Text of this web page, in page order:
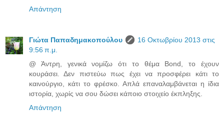
Απάντηση
Γιώτα Παπαδημακοπούλου
16 Οκτωβρίου 2013 στις
9:56 π.μ.
@ Άντρη, γενικά νομίζω ότι το θέμα Bond, το έχουν
κουράσει. Δεν πιστεύω πως έχει να προσφέρει κάτι το
καινούργιο, κάτι το φρέσκο. Απλά επαναλαμβάνεται η ίδια
ιστορία, χωρίς να σου δώσει κάποιο στοιχείο έκπληξης.
Απάντηση